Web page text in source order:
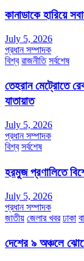
কানাডাকে হারিয়ে
July 5, 2026
প্রধান সম্পাদক
বিশ্ব রাজনীতি সর্বশেষ
তেহরান মেট্রোতে
যাতায়াত
July 5, 2026
প্রধান সম্পাদক
বিশ্ব সর্বশেষ
হরমুজ প্রণালিতে
July 5, 2026
প্রধান সম্পাদক
জাতীয় জেলার খবর ঢাকা
দেশের ৯ অঞ্চলে